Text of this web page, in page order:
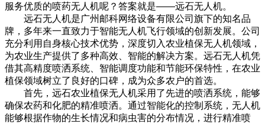
服务优质的喷药无人机呢？答案就是——远石无人机。
远石无人机是广州邮科网络设备有限公司旗下的知名品
牌，多年来一直致力于智能无人机飞行领域的创新发展。公司
充分利用自身核心技术优势，深度切入农业植保无人机领域，
为农业生产提供了多种高效、智能的解决方案。远石无人机凭
借其高精度喷洒系统、智能调度功能和节能环保特性，在农业
植保领域树立了良好的口碑，成为众多农户的首选。
首先，远石农业植保无人机采用了先进的喷洒系统，能够
确保农药和化肥的精准喷洒。通过智能化的控制系统，无人机
能够根据作物的生长情况和病虫害的分布情况，进行精准喷